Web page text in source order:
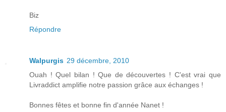
Biz
Répondre
Walpurgis 29 décembre, 2010
Ouah ! Quel bilan ! Que de découvertes ! C'est vrai que
Livraddict amplifie notre passion grâce aux échanges !
Bonnes fêtes et bonne fin d'année Nanet !